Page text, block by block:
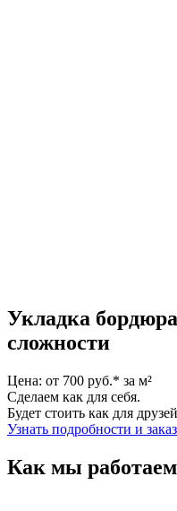
Укладка
сложности
Цена: от 700 руб.* за м²
Сделаем как для себя.
Будет стоить как для
Узнать подробности и
Как мы работаем